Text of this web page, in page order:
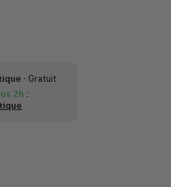
- Gratuit
2h :